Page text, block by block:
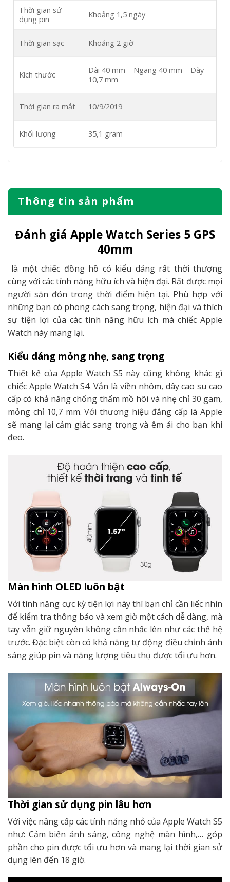
Thông tin sản phẩm
Đánh giá Apple Watch Series 5 GPS
40mm
là một chiếc đồng hồ có kiểu dáng rất thời thượng
cùng với các tính năng hữu ích và hiện đại. Rất được mọi
người săn đón trong thời điểm hiện tại. Phù hợp với
những bạn có phong cách sang trọng, hiện đại và thích
sự tiện lợi của các tính năng hữu ích mà chiếc Apple
Watch này mang lại.
Kiểu dáng mỏng nhẹ, sang trọng
Thiết kế của Apple Watch S5 này cũng không khác gì
chiếc Apple Watch S4. Vẫn là viền nhôm, dây cao su cao
cấp có khả năng chống thấm mồ hôi và nhẹ chỉ 30 gam,
mỏng chỉ 10,7 mm. Với thương hiệu đẳng cấp là Apple
sẽ mang lại cảm giác sang trọng và êm ái cho bạn khi
đeo.
Màn hình OLED luôn bật
Với tính năng cực kỳ tiện lợi này thì bạn chỉ cần liếc nhìn
để kiểm tra thông báo và xem giờ một cách dễ dàng, mà
tay vẫn giữ nguyên không cần nhấc lên như các thế hệ
trước. Đặc biệt còn có khả năng tự động điều chỉnh ánh
sáng giúp pin và năng lượng tiêu thụ được tối ưu hơn.
Thời gian sử dụng pin lâu hơn
Với việc nâng cấp các tính năng nhỏ của Apple Watch S5
như: Cảm biến ánh sáng, công nghệ màn hình,… góp
phần cho pin được tối ưu hơn và mang lại thời gian sử
dụng lên đến 18 giờ.
Thời gian sử
dụng pin
Khoảng 1,5 ngày
Thời gian sạc Khoảng 2 giờ
Kích thước
Dài 40 mm – Ngang 40 mm – Dày
10,7 mm
Thời gian ra mắt 10/9/2019
Khối lượng 35,1 gram